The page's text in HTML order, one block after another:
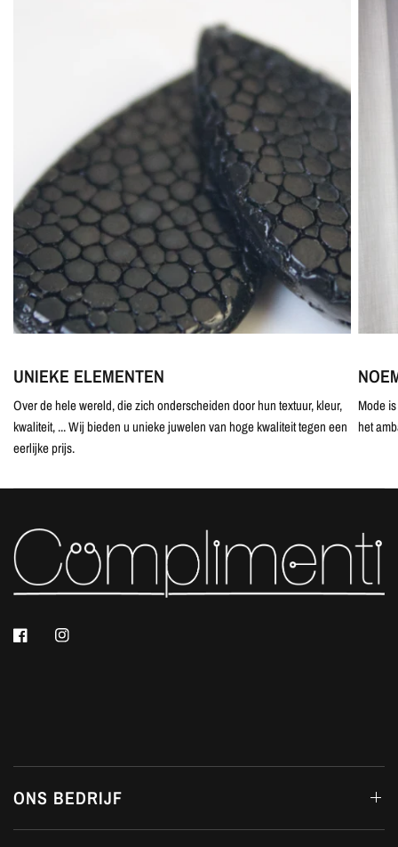
UNIEKE ELEMENTEN
Over de hele wereld, die zich onderscheiden door hun textuur, kleur,
kwaliteit, ... Wij bieden u unieke juwelen van hoge kwaliteit tegen een
eerlijke prijs.
Mode
het
ONS BEDRIJF